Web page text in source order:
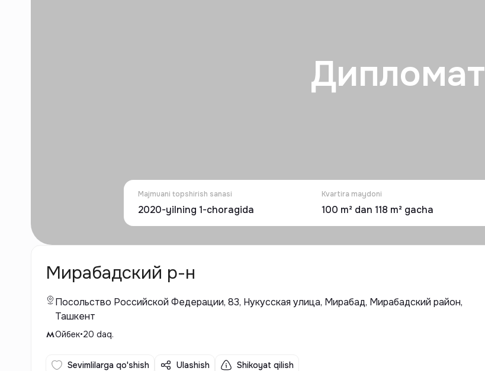
Дипломат
Majmuani topshirish sanasi
2020-yilning 1-choragida
Kvartira maydoni
100 m² dan 118 m² gacha
Мирабадский р-н
Посольство Российской Федерации, 83, Нукусская улица, Мирабад, Мирабадский район,
Ташкент
Ойбек•20 daq.
Sevimlilarga qo'shish Ulashish Shikoyat qilish